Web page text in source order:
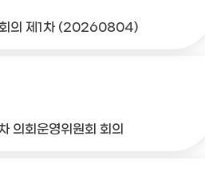
의 제1차 (20260804)
의회운영위원회 회의